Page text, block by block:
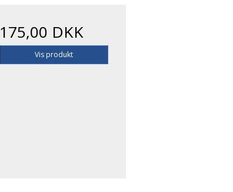
175,00 DKK
Vis produkt